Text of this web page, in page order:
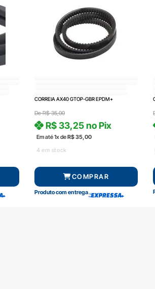
CORREIA AX40 GTOP-GBR EPDM+
DeR$35,00
Em até 1x deR$35,00
R$33,25 no Pix
4 em stock
COMPRAR
Produto com entrega